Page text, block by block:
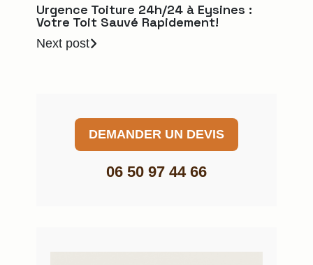
DEMANDER UN DEVIS
06 50 97 44 66
Urgence Toiture 24h/24 à Eysines :
Votre Toit Sauvé Rapidement!
Next post